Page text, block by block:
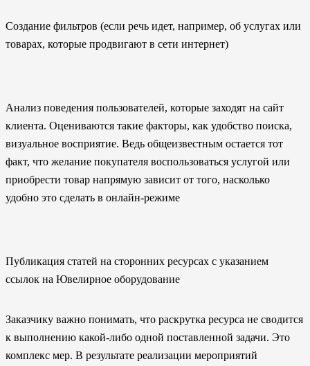
Создание фильтров (если речь идет, например, об услугах или
товарах, которые продвигают в сети интернет)
Анализ поведения пользователей, которые заходят на сайт
клиента. Оцениваются такие факторы, как удобство поиска,
визуальное восприятие. Ведь общеизвестным остается тот
факт, что желание покупателя воспользоваться услугой или
приобрести товар напрямую зависит от того, насколько
удобно это сделать в онлайн-режиме
Публикация статей на сторонних ресурсах с указанием
ссылок на Ювелирное оборудование
Заказчику важно понимать, что раскрутка ресурса не сводится
к выполнению какой-либо одной поставленной задачи. Это
комплекс мер. В результате реализации мероприятий